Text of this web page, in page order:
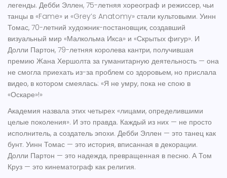
легенды. Дебби Эллен, 75-летняя хореограф и режиссер, чьи
танцы в «Fame» и «Grey’s Anatomy» стали культовыми. Уинн
Томас, 70-летний художник-постановщик, создавший
визуальный мир «Малкольма Икса» и «Скрытых фигур». И
Долли Партон, 79-летняя королева кантри, получившая
премию Жана Хершолта за гуманитарную деятельность — она
не смогла приехать из-за проблем со здоровьем, но прислала
видео, в котором смеялась: «Я не умру, пока не спою в
«Оскаре»!»
Академия назвала этих четырех «лицами, определившими
целые поколения». И это правда. Каждый из них — не просто
исполнитель, а создатель эпохи. Дебби Эллен — это танец как
бунт. Уинн Томас — это история, вписанная в декорации.
Долли Партон — это надежда, превращенная в песню. А Том
Круз — это кинематограф как религия.